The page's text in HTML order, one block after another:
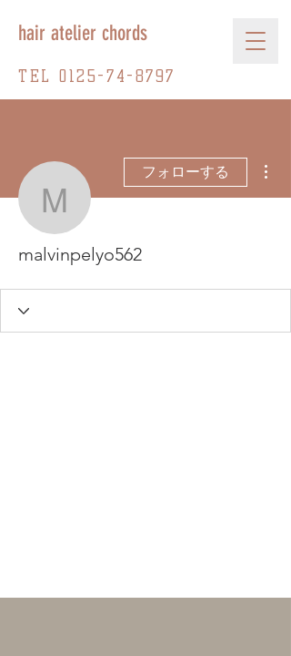
TEL0125-74-8797
hair atelier chords
malvinpelyo562
フォローする
malvinpelyo562